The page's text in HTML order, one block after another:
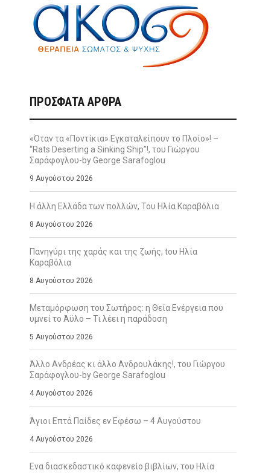
ΠΡΌΣΦΑΤΑ ΆΡΘΡΑ
«Όταν τα «Ποντίκια» Εγκαταλείπουν το Πλοίο»! –
“Rats Deserting a Sinking Ship”!, του Γιώργου
Σαράφογλου-by George Sarafoglou
9 Αυγούστου 2026
Η άλλη Ελλάδα των πολλών, Του Ηλία Καραβόλια
8 Αυγούστου 2026
Πανηγύρι της χαράς και της ζωής, tου Ηλία
Καραβόλια
8 Αυγούστου 2026
Μεταμόρφωση του Σωτήρος: η Θεία Ενέργεια που
υμνεί το Άϋλο – Τι λέει η παράδοση
5 Αυγούστου 2026
Άλλο Ανδρέας κι άλλο Ανδρουλάκης!, του Γιώργου
Σαράφογλου-by George Sarafoglou
4 Αυγούστου 2026
Άγιοι Επτά Παίδες εν Εφέσω – 4 Αυγούστου
4 Αυγούστου 2026
Ενα διασκεδαστικό καφενείο βιβλίων, του Ηλία